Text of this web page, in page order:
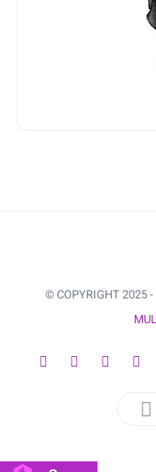
© COPYRIGHT 2025 -